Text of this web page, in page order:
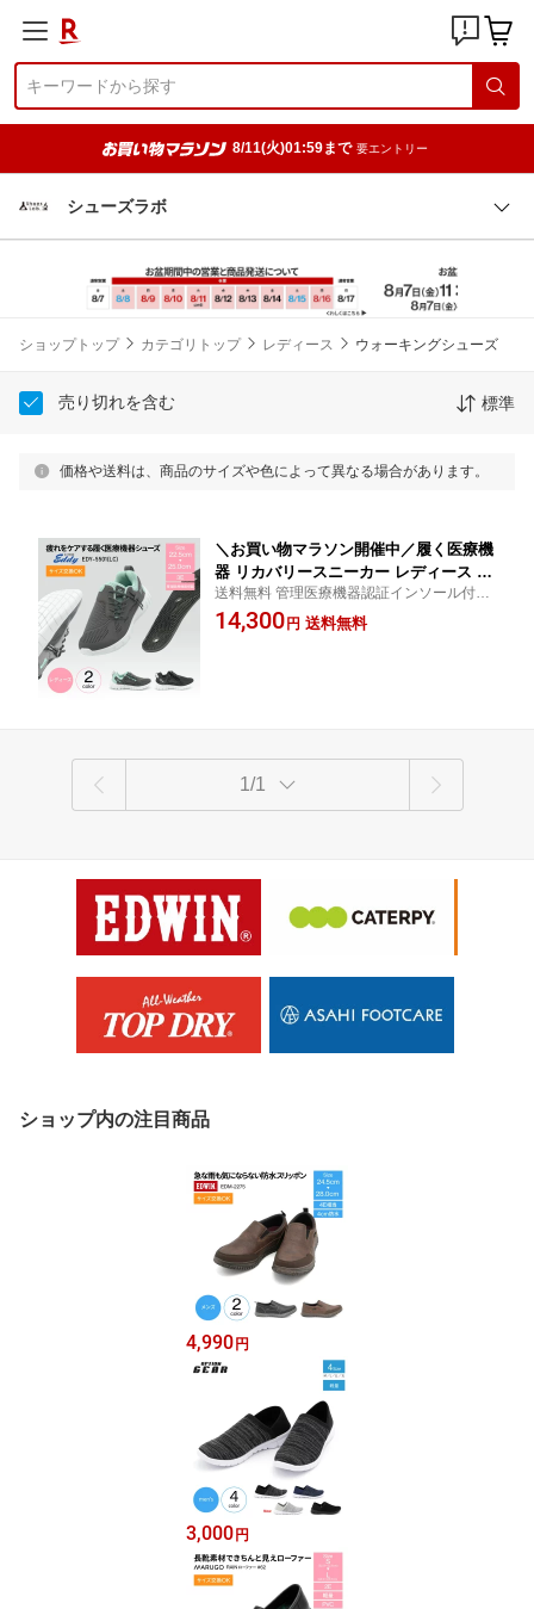
8/11(火)01:59まで 要エントリー
シューズラボ
ショップトップ カテゴリトップ レディース ウォーキングシューズ
売り切れを含む 標準
価格や送料は、商品のサイズや色によって異なる場合があります。
＼お買い物マラソン開催中／履く医療機
器 リカバリースニーカー レディース E
ddy エディ EDY-5501 管理医療機器 レ
ディーススニーカー リカバリーシュー
送料無料 管理医療機器認証インソール付き
リカバリーシューズ レディース ヘルスケア
シューズ 血流改善 浮腫み対策 軽い 22.5c
14,300 円 送料無料
1/1
ショップ内の注目商品
4,990 円
3,000 円